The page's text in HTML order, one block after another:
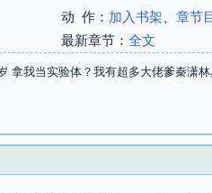
动 作： 加入书架、 章节
最新章节： 全文
拿我当实验体？我有超多大佬爹秦潇林